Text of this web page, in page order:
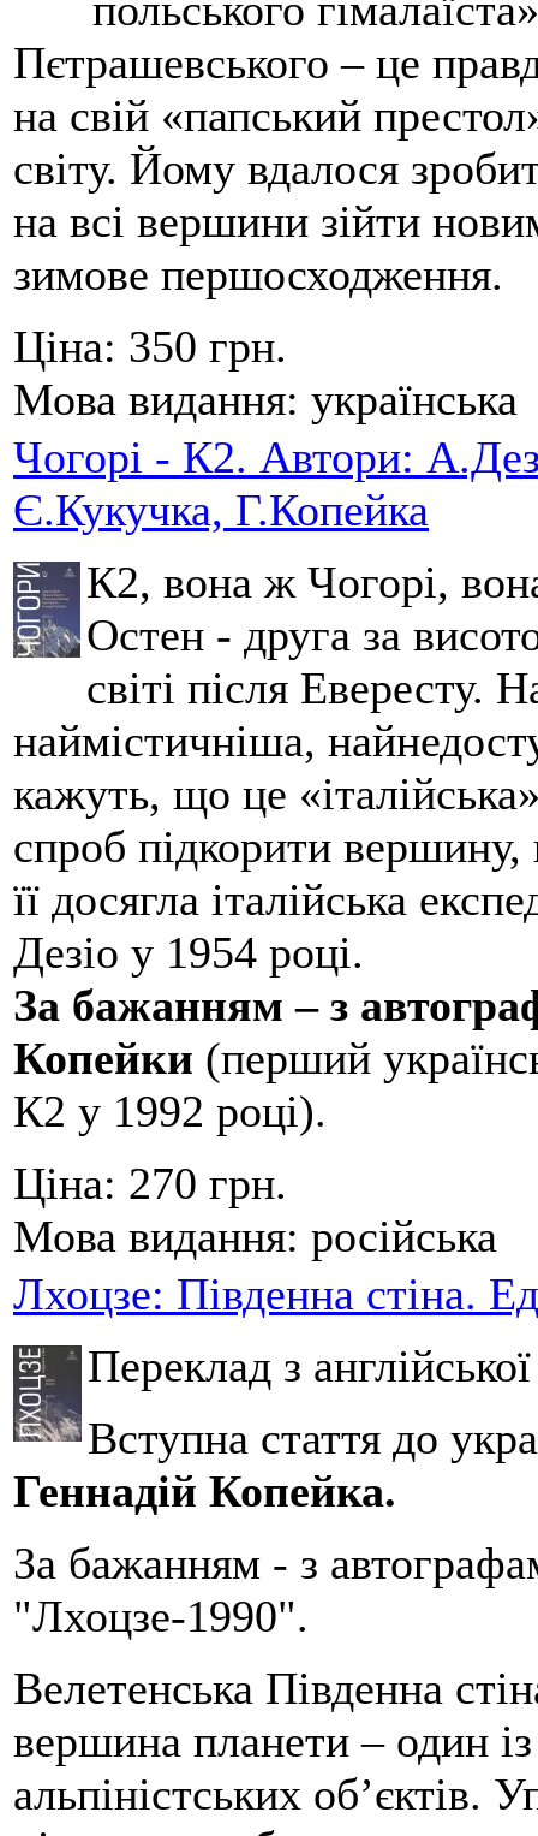
Пєтрашевського – це
на свій «папський
світу. Йому вдалося
на всі вершини зійти
зимове першосходження.
Ціна: 350 грн.
Мова видання: українська
Чогорі - К2. Автори:
Є.Кукучка, Г.Копейка
К2, вона ж Чогорі,
Остен - друга за
світі після Евересту.
наймістичніша,
кажуть, що це
спроб підкорити
її досягла італійська
Дезіо у 1954 році.
За бажанням – з
Копейки (перший
К2 у 1992 році).
Ціна: 270 грн.
Мова видання: російська
Лхоцзе: Південна стіна.
Переклад з
Вступна стаття до
Геннадій Копейка.
За бажанням - з
"Лхоцзе-1990".
Велетенська Південна
вершина планети – один
альпіністських об’єктів.